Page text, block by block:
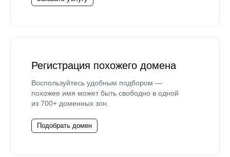
Регистрация похожего домена
Воспользуйтесь удобным подбором —
похожее имя может быть свободно в одной
из 700+ доменных зон.
Подобрать домен